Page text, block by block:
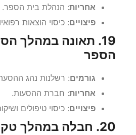
אחריות: הנהלת בית הספר.
פיצויים: כיסוי הוצאות
19. תאונה במהלך
הספר
גורמים: רשלנות נהג
אחריות: חברת ההסעות.
פיצויים: כיסוי טיפולים
20. חבלה במהלך